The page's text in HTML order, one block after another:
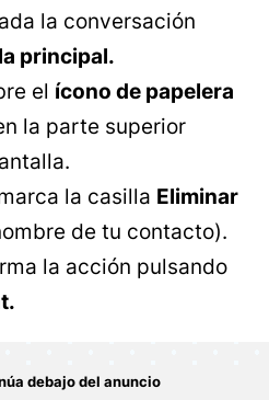
la conversación
principal.
el ícono de papelera
la parte superior
la casilla Eliminar
de tu contacto).
la acción pulsando